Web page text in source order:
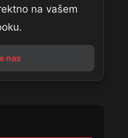
na vašem
nas